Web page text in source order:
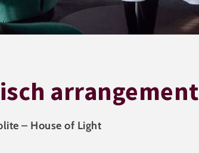
arrangement
– House of Light